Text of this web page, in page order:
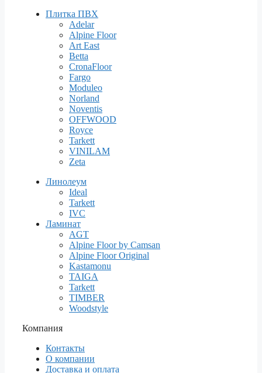
Плитка ПВХ
Adelar
Alpine Floor
Art East
Betta
CronaFloor
Fargo
Moduleo
Norland
Noventis
OFFWOOD
Royce
Tarkett
VINILAM
Zeta
Линолеум
Ideal
Tarkett
IVC
Ламинат
AGT
Alpine Floor by Camsan
Alpine Floor Original
Kastamonu
TAIGA
Tarkett
TIMBER
Woodstyle
Компания
Контакты
О компании
Доставка и оплата